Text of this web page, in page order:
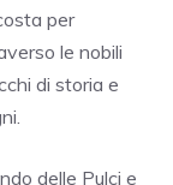
per
le nobili
di storia e
delle Pulci e